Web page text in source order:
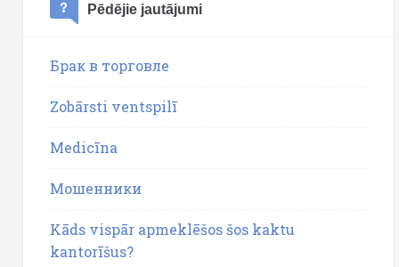
Pēdējie jautājumi
Брак в торговле
Zobārsti ventspilī
Medicīna
Мошенники
Kāds vispār apmeklēšos šos kaktu
kantorīšus?